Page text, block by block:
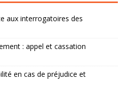
aux interrogatoires des
: appel et cassation
en cas de préjudice et